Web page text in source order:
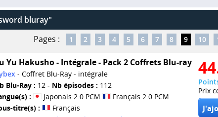
bluray"
Pages : 1 2 3 4 5 6 7 8 9 10
Yu Hakusho - Intégrale - Pack 2 Coffrets Blu-ray
- Coffret Blu-Ray - intégrale
Blu-Ray : 12 - Nb épisodes : 112
:
Japonais 2.0 PCM
Français 2.0 PCM
titre(s) :
Français
Prix